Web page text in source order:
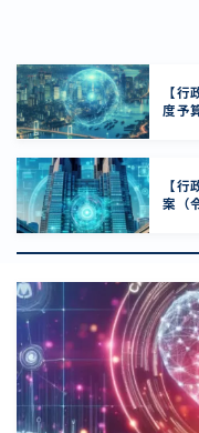
【行
度予
【行
案（